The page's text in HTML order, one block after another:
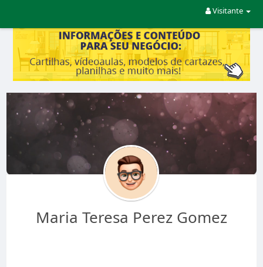
Visitante
Maria Teresa Perez Gomez